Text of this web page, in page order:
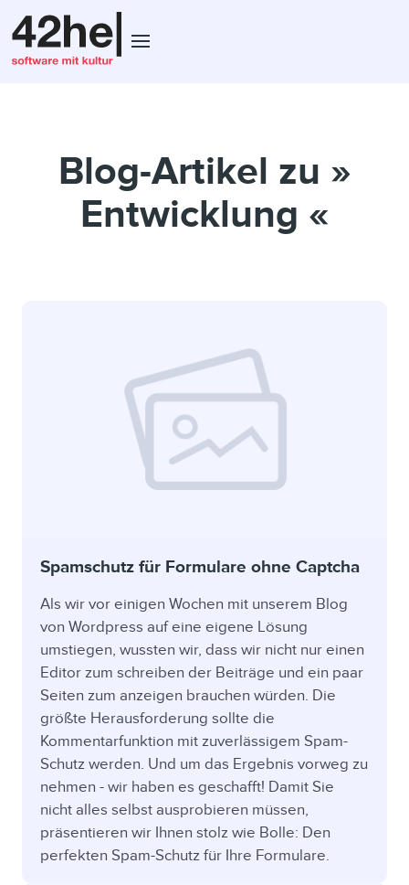
Blog-Artikel zu »
Entwicklung «
Spamschutz für Formulare ohne Captcha
Als wir vor einigen Wochen mit unserem Blog
von Wordpress auf eine eigene Lösung
umstiegen, wussten wir, dass wir nicht nur einen
Editor zum schreiben der Beiträge und ein paar
Seiten zum anzeigen brauchen würden. Die
größte Herausforderung sollte die
Kommentarfunktion mit zuverlässigem Spam-
Schutz werden. Und um das Ergebnis vorweg zu
nehmen - wir haben es geschafft! Damit Sie
nicht alles selbst ausprobieren müssen,
präsentieren wir Ihnen stolz wie Bolle: Den
perfekten Spam-Schutz für Ihre Formulare.